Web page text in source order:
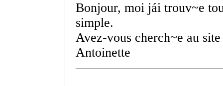
Bonjour, moi jái trouv~e
simple.
Avez-vous cherch~e au
Antoinette